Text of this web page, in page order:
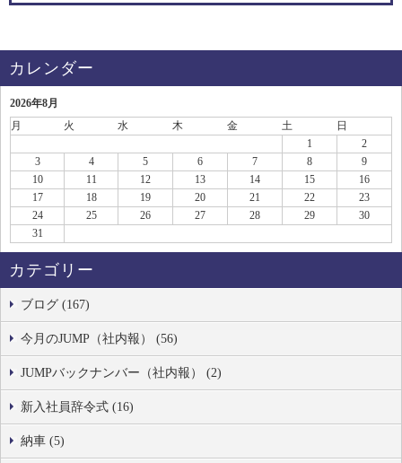
カレンダー
2026年8月
月
火 水 木 金 土
日
1
2
3
4 5 6 7 8
9
10
11 12 13 14 15
16
17
18 19 20 21 22
23
24
25 26 27 28 29
30
31
カテゴリー
ブログ (167)
今月のJUMP（社内報） (56)
JUMPバックナンバー（社内報） (2)
新入社員辞令式 (16)
納車 (5)